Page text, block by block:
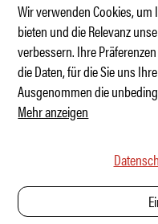
Wenn billig plötzlich
Wir verwenden Cookies,
bieten und die Relevanz
verbessern. Ihre
die Daten, für die Sie uns
Ausgenommen die
Mehr anzeigen